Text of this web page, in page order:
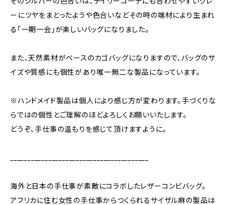
ーにツヤをまとったようや色合いなどその時の端材により生まれ
る「一期一会」が楽しいバッグになりました。
また、天然素材がベースのカゴバッグになりますので、バッグのサ
イズや質感にも個性があり唯一無二な製品になっています。
※ハンドメイド製品は個人により感じ方が変わります。手づくりな
らではの個性とご理解のほどよろしくお願いいたします。
どうぞ、手仕事の温もりを感じて頂けますように。
海外と日本の手仕事が素敵にコラボしたレザーコンビバッグ。
アフリカに住む女性の手仕事からつくられるサイザル麻の製品は